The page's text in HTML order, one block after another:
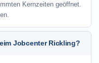
Kernzeiten geöffnet.
Jobcenter Rickling?